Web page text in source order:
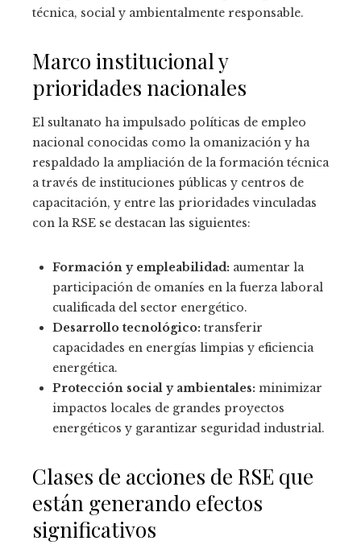
técnica, social y ambientalmente responsable.
Marco institucional y
prioridades nacionales
El sultanato ha impulsado políticas de empleo
nacional conocidas como la omanización y ha
respaldado la ampliación de la formación técnica
a través de instituciones públicas y centros de
capacitación, y entre las prioridades vinculadas
con la RSE se destacan las siguientes:
Formación y empleabilidad: aumentar la
participación de omaníes en la fuerza laboral
cualificada del sector energético.
Desarrollo tecnológico: transferir
capacidades en energías limpias y eficiencia
energética.
Protección social y ambientales: minimizar
impactos locales de grandes proyectos
energéticos y garantizar seguridad industrial.
Clases de acciones de RSE que
están generando efectos
significativos